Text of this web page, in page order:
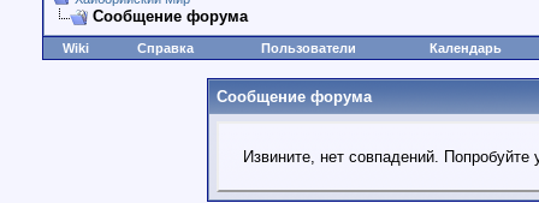
Сообщение форума
Wiki Справка Пользователи Календарь
Сообщение форума
Извините, нет совпадений. Попробуйте